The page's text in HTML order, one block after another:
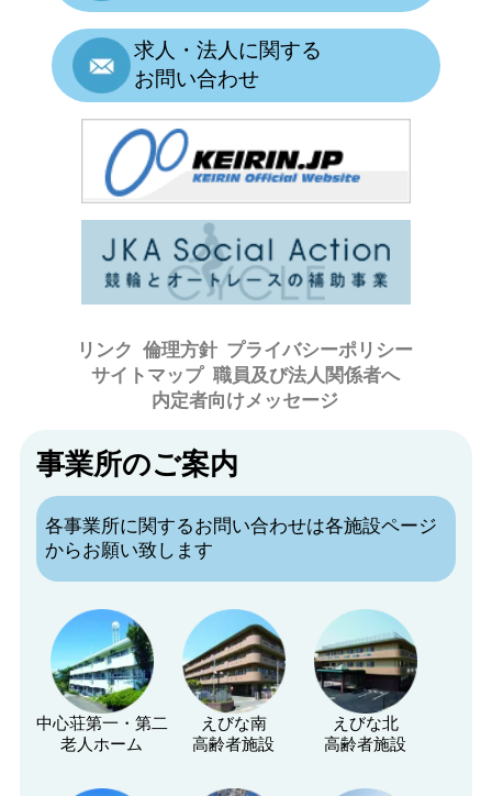
求人・法人に関する
お問い合わせ
リンク 倫理方針 プライバシーポリシー
サイトマップ 職員及び法人関係者へ
内定者向けメッセージ
事業所のご案内
各事業所に関するお問い合わせは各施設ページ
からお願い致します
中心荘第一・第二
老人ホーム
えびな南
高齢者施設
えびな北
高齢者施設